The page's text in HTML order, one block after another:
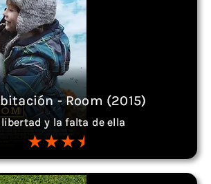
- Room (2015)
libertad y la falta de ella